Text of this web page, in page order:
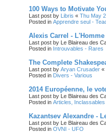
100 Ways to Motivate
Last post by Libris « Thu May
Posted in Apprendre seul -
Alexis Carrel -
Last post by Le Blaireau des
Posted in Introuvables - Rares
The Complete
Last post by Aryan Crusader «
Posted in Divers - Various
2014 Européenne, le
Last post by Le Blaireau des
Posted in Articles,
Kazantsev Alexandre -
Last post by Le Blaireau des
Posted in OVNI - UFO